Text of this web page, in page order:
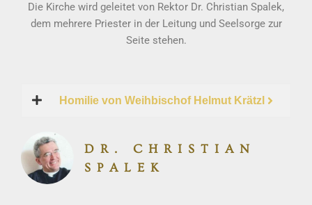
Die Kirche wird geleitet von Rektor Dr. Christian Spalek,
dem mehrere Priester in der Leitung und Seelsorge zur
Seite stehen.
Homilie von Weihbischof Helmut Krätzl
DR. CHRISTIAN
SPALEK